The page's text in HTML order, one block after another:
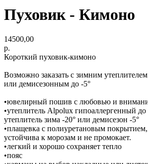
Пуховик - Кимоно
14500,00
р.
Короткий пуховик-кимоно
Возможно заказать с зимним
или демисезонным до -5°
•ювелирный пошив с любовью и
•утеплитель Alpolux гипоаллергенный
утеплитель зима -20° или демисезон -5°
•плащевка с полиуретановым покрытием,
устойчива к морозам и не промокает.
•легкий и хорошо сохраняет тепло
•пояс